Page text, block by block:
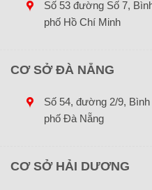
4. Tại sao nên
Phong?
Điện tử Đại Phongcam kết
Sản phẩm chất lượng:
Số 53 đường Số 7,
phố Hồ Chí Minh
CƠ SỞ ĐÀ NẴNG
Số 54, đường 2/9,
phố Đà Nẵng
CƠ SỞ HẢI DƯƠNG